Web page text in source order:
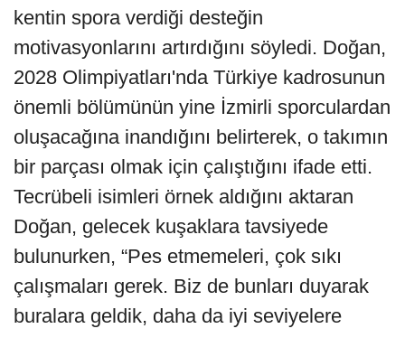
kentin spora verdiği desteğin
motivasyonlarını artırdığını söyledi. Doğan,
2028 Olimpiyatları'nda Türkiye kadrosunun
önemli bölümünün yine İzmirli sporculardan
oluşacağına inandığını belirterek, o takımın
bir parçası olmak için çalıştığını ifade etti.
Tecrübeli isimleri örnek aldığını aktaran
Doğan, gelecek kuşaklara tavsiyede
bulunurken, “Pes etmemeleri, çok sıkı
çalışmaları gerek. Biz de bunları duyarak
buralara geldik, daha da iyi seviyelere